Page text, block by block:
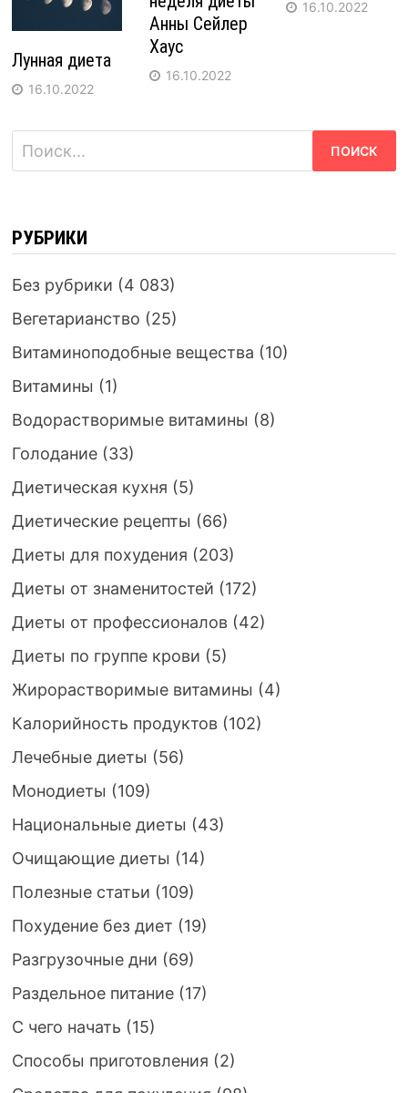
Лунная диета
16.10.2022
Анны Сейлер
Хаус
16.10.2022
16.10.2022
Найти:
РУБРИКИ
Без рубрики (4 083)
Вегетарианство (25)
Витаминоподобные вещества (10)
Витамины (1)
Водорастворимые витамины (8)
Голодание(33)
Диетическая кухня (5)
Диетические рецепты (66)
Диеты для похудения (203)
Диеты от знаменитостей (172)
Диеты от профессионалов(42)
Диеты по группе крови (5)
Жирорастворимые витамины (4)
Калорийность продуктов(102)
Лечебные диеты (56)
Монодиеты (109)
Национальные диеты (43)
Очищающие диеты (14)
Полезные статьи (109)
Похудение без диет (19)
Разгрузочные дни (69)
Раздельное питание(17)
С чего начать (15)
Способы приготовления (2)